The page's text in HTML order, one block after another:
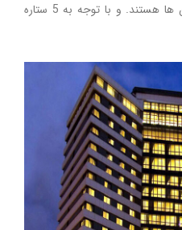
هتل قصر طلایی از لوکس ترین آن ها هستند. و با توجه به 5 ستاره